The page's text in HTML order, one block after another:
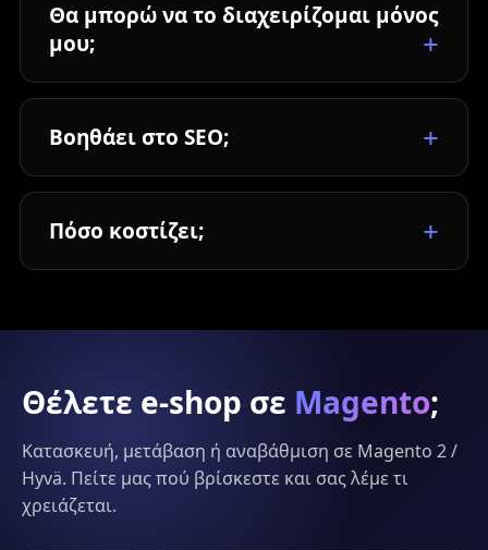
Θα μπορώ να το διαχειρίζομαι μόνος
μου;
Βοηθάει στο SEO;
Πόσο κοστίζει;
Θέλετε e-shop σε Magento;
Κατασκευή, μετάβαση ή αναβάθμιση σε Magento 2 /
Hyvä. Πείτε μας πού βρίσκεστε και σας λέμε τι
χρειάζεται.